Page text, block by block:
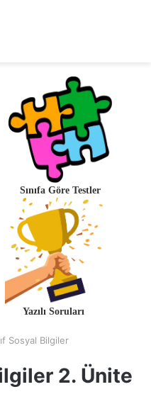
Sınıfa Göre Testler
Yazılı Soruları
Sosyal Bilgiler
2. Ünite